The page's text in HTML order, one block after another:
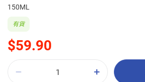
150ML
$59.90
有貨